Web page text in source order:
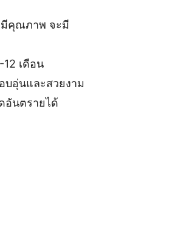
มีคุณภาพ จะมี
เดือน
บอุ่นและสวยงาม
อันตรายได้